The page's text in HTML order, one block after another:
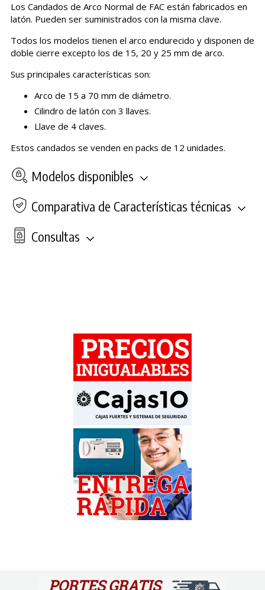
Los Candados de Arco Normal de FAC están fabricados en
latón. Pueden ser suministrados con la misma clave.
Todos los modelos tienen el arco endurecido y disponen de
doble cierre excepto los de 15, 20 y 25 mm de arco.
Sus principales características son:
Arco de 15 a 70 mm de diámetro.
Cilindro de latón con 3 llaves.
Llave de 4 claves.
Estos candados se venden en packs de 12 unidades.
Modelos disponibles
Comparativa de Características técnicas
Consultas